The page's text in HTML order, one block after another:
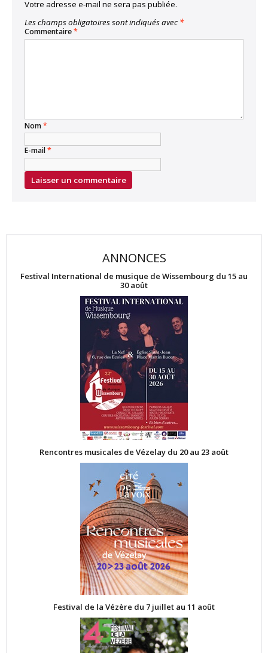
Votre adresse e-mail ne sera pas publiée.
Les champs obligatoires sont indiqués avec *
Commentaire*
Nom*
E-mail*
ANNONCES
Festival International de musique de Wissembourg du 15 au
30 août
Rencontres musicales de Vézelay du 20 au 23 août
Festival de la Vézère du 7 juillet au 11 août